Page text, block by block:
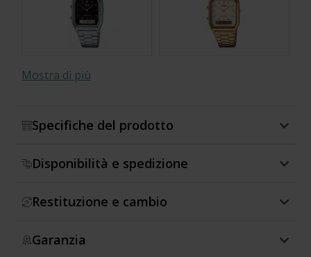
Mostra di più
Specifiche del prodotto
Disponibilità e spedizione
Restituzione e cambio
Garanzia